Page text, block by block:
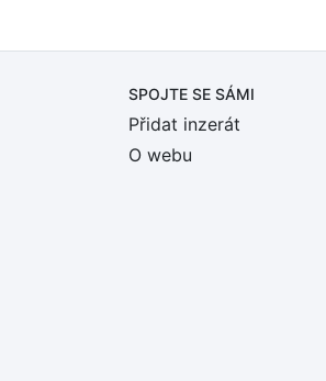
SPOJTE SE SÁMI
Přidat inzerát
O webu